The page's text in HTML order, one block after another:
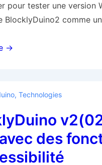
pour tester une version
BlocklyDuino2 comme
→
, Technologies
des